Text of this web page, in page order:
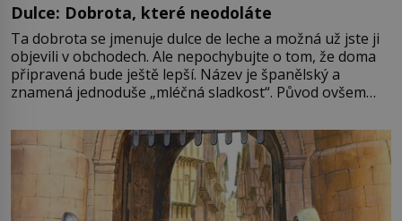
Dulce: Dobrota, které neodoláte
Ta dobrota se jmenuje dulce de leche a možná už jste ji
objevili v obchodech. Ale nepochybujte o tom, že doma
připravená bude ještě lepší. Název je španělský a
znamená jednoduše „mléčná sladkost“. Původ ovšem
pře hned několik latinskoamerických zemí a k tomu
Francie, kde se traduje,